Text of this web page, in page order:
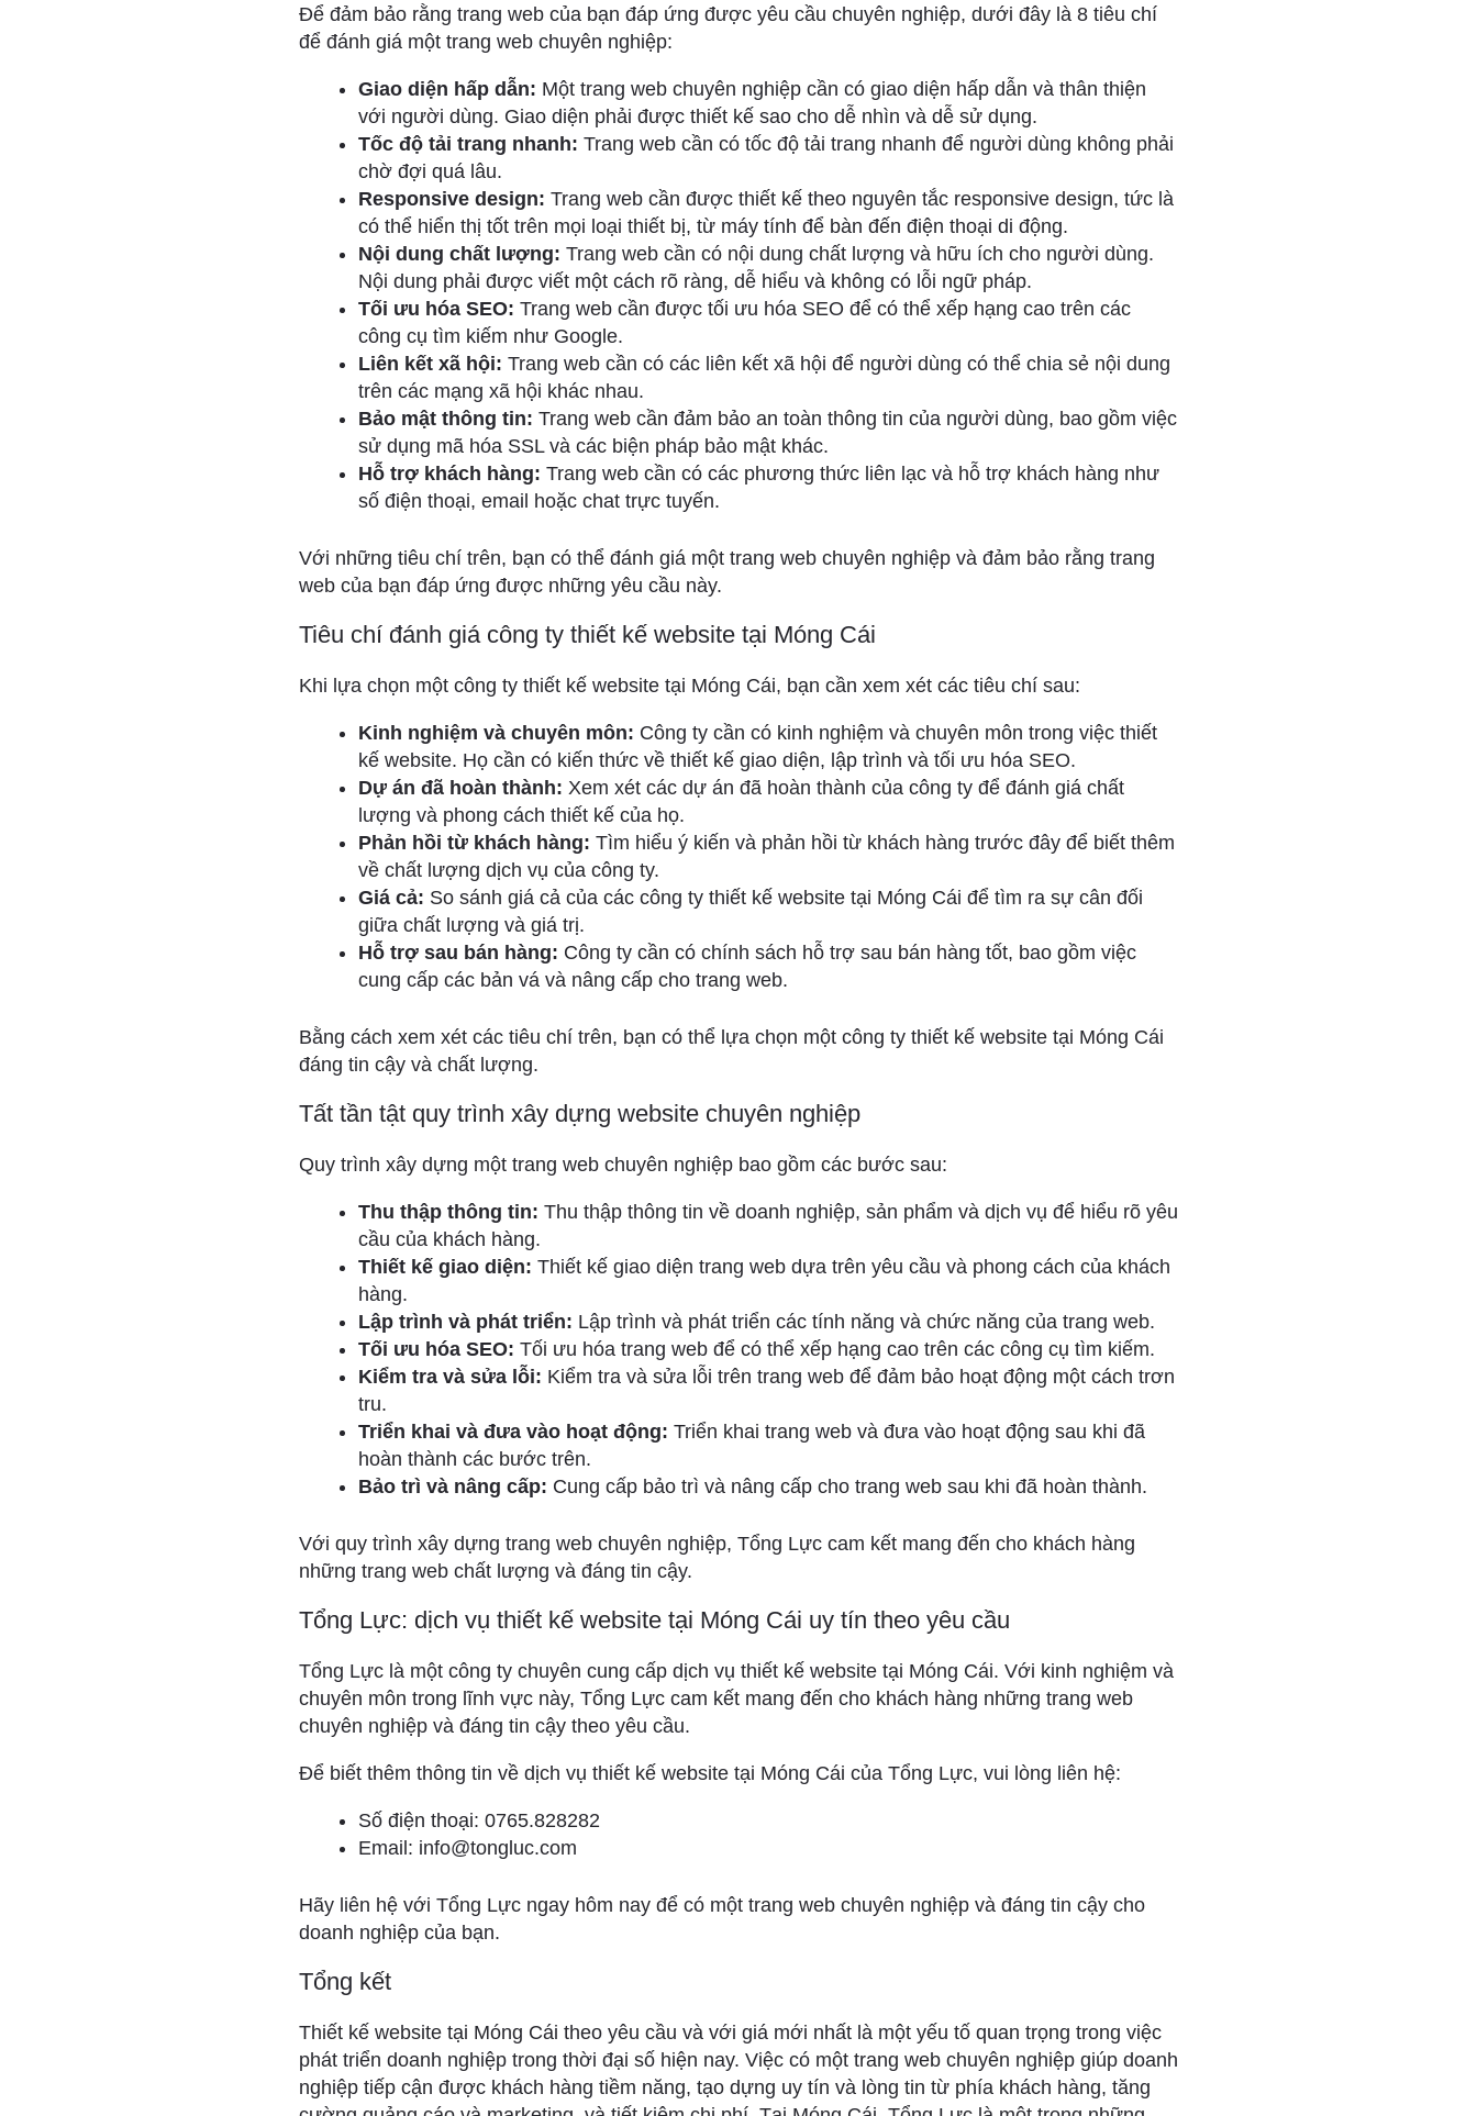
Để đảm bảo rằng trang web của bạn đáp ứng được yêu cầu chuyên nghiệp, dưới đây là 8 tiêu chí
để đánh giá một trang web chuyên nghiệp:
Giao diện hấp dẫn: Một trang web chuyên nghiệp cần có giao diện hấp dẫn và thân thiện
với người dùng. Giao diện phải được thiết kế sao cho dễ nhìn và dễ sử dụng.
Tốc độ tải trang nhanh: Trang web cần có tốc độ tải trang nhanh để người dùng không phải
chờ đợi quá lâu.
Responsive design: Trang web cần được thiết kế theo nguyên tắc responsive design, tức là
có thể hiển thị tốt trên mọi loại thiết bị, từ máy tính để bàn đến điện thoại di động.
Nội dung chất lượng: Trang web cần có nội dung chất lượng và hữu ích cho người dùng.
Nội dung phải được viết một cách rõ ràng, dễ hiểu và không có lỗi ngữ pháp.
Tối ưu hóa SEO: Trang web cần được tối ưu hóa SEO để có thể xếp hạng cao trên các
công cụ tìm kiếm như Google.
Liên kết xã hội: Trang web cần có các liên kết xã hội để người dùng có thể chia sẻ nội dung
trên các mạng xã hội khác nhau.
Bảo mật thông tin: Trang web cần đảm bảo an toàn thông tin của người dùng, bao gồm việc
sử dụng mã hóa SSL và các biện pháp bảo mật khác.
Hỗ trợ khách hàng: Trang web cần có các phương thức liên lạc và hỗ trợ khách hàng như
số điện thoại, email hoặc chat trực tuyến.
Với những tiêu chí trên, bạn có thể đánh giá một trang web chuyên nghiệp và đảm bảo rằng trang
web của bạn đáp ứng được những yêu cầu này.
Tiêu chí đánh giá công ty thiết kế website tại Móng Cái
Khi lựa chọn một công ty thiết kế website tại Móng Cái, bạn cần xem xét các tiêu chí sau:
Kinh nghiệm và chuyên môn: Công ty cần có kinh nghiệm và chuyên môn trong việc thiết
kế website. Họ cần có kiến thức về thiết kế giao diện, lập trình và tối ưu hóa SEO.
Dự án đã hoàn thành: Xem xét các dự án đã hoàn thành của công ty để đánh giá chất
lượng và phong cách thiết kế của họ.
Phản hồi từ khách hàng: Tìm hiểu ý kiến ​​và phản hồi từ khách hàng trước đây để biết thêm
về chất lượng dịch vụ của công ty.
Giá cả: So sánh giá cả của các công ty thiết kế website tại Móng Cái để tìm ra sự cân đối
giữa chất lượng và giá trị.
Hỗ trợ sau bán hàng: Công ty cần có chính sách hỗ trợ sau bán hàng tốt, bao gồm việc
cung cấp các bản vá và nâng cấp cho trang web.
Bằng cách xem xét các tiêu chí trên, bạn có thể lựa chọn một công ty thiết kế website tại Móng Cái
đáng tin cậy và chất lượng.
Tất tần tật quy trình xây dựng website chuyên nghiệp
Quy trình xây dựng một trang web chuyên nghiệp bao gồm các bước sau:
Thu thập thông tin: Thu thập thông tin về doanh nghiệp, sản phẩm và dịch vụ để hiểu rõ yêu
cầu của khách hàng.
Thiết kế giao diện: Thiết kế giao diện trang web dựa trên yêu cầu và phong cách của khách
hàng.
Lập trình và phát triển: Lập trình và phát triển các tính năng và chức năng của trang web.
Tối ưu hóa SEO: Tối ưu hóa trang web để có thể xếp hạng cao trên các công cụ tìm kiếm.
Kiểm tra và sửa lỗi: Kiểm tra và sửa lỗi trên trang web để đảm bảo hoạt động một cách trơn
tru.
Triển khai và đưa vào hoạt động: Triển khai trang web và đưa vào hoạt động sau khi đã
hoàn thành các bước trên.
Bảo trì và nâng cấp: Cung cấp bảo trì và nâng cấp cho trang web sau khi đã hoàn thành.
Với quy trình xây dựng trang web chuyên nghiệp, Tổng Lực cam kết mang đến cho khách hàng
những trang web chất lượng và đáng tin cậy.
Tổng Lực: dịch vụ thiết kế website tại Móng Cái uy tín theo yêu cầu
Tổng Lực là một công ty chuyên cung cấp dịch vụ thiết kế website tại Móng Cái. Với kinh nghiệm và
chuyên môn trong lĩnh vực này, Tổng Lực cam kết mang đến cho khách hàng những trang web
chuyên nghiệp và đáng tin cậy theo yêu cầu.
Để biết thêm thông tin về dịch vụ thiết kế website tại Móng Cái của Tổng Lực, vui lòng liên hệ:
Số điện thoại: 0765.828282
Email: info@tongluc.com
Hãy liên hệ với Tổng Lực ngay hôm nay để có một trang web chuyên nghiệp và đáng tin cậy cho
doanh nghiệp của bạn.
Tổng kết
Thiết kế website tại Móng Cái theo yêu cầu và với giá mới nhất là một yếu tố quan trọng trong việc
phát triển doanh nghiệp trong thời đại số hiện nay. Việc có một trang web chuyên nghiệp giúp doanh
nghiệp tiếp cận được khách hàng tiềm năng, tạo dựng uy tín và lòng tin từ phía khách hàng, tăng